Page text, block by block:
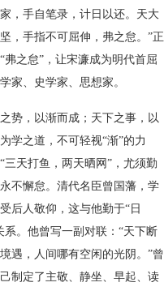
，手自笔录，计日以还。天大
，手指不可屈伸，弗之怠。”正
弗之怠”，让宋濂成为明代首屈
家、史学家、思想家。
，以渐而成；天下之事，以
学之道，不可轻视“渐”的力
三天打鱼，两天晒网”，尤须勤
不懈怠。清代名臣曾国藩，学
后人敬仰，这与他勤于“日
系。他曾写一副对联：“天下断
遇，人间哪有空闲的光阴。”曾
制定了主敬、静坐、早起、读